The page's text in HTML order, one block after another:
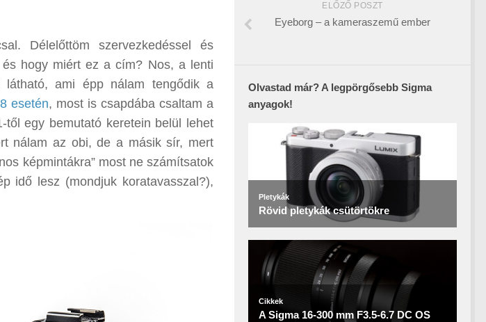
Délelőttöm szervezkedéssel és
hogy miért ez a cím? Nos, a lenti
látható, ami épp nálam tengődik a
esetén, most is csapdába csaltam a
egy bemutató keretein belül lehet
nálam az obi, de a másik sír, mert
képmintákra” most ne számítsatok
idő lesz (mondjuk koratavasszal?),
ELŐZŐ POSZT
Eyeborg – a kameraszemű ember
Olvastad már? A legpörgősebb Sigma
anyagok!